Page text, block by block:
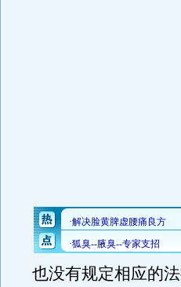
也没有规定相应的